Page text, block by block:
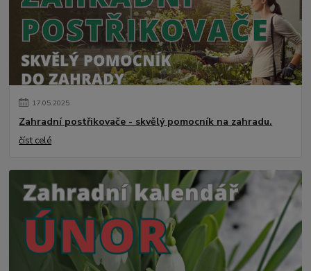
17.05.2025
Zahradní postřikovače - skvělý pomocník na zahradu.
číst celé